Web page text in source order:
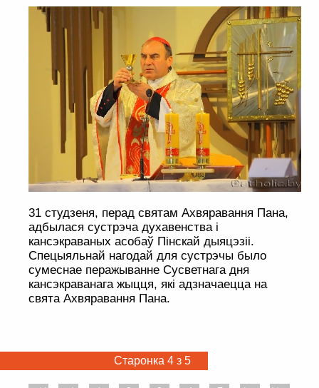
31 студзеня, перад святам Ахвяравання Пана,
адбылася сустрэча духавенства і
кансэкраваных асобаў Пінскай дыяцэзіі.
Спецыяльнай нагодай для сустрэчы было
сумеснае перажыванне Сусветнага дня
кансэкраванага жыцця, які адзначаецца на
свята Ахвяравання Пана.
Старонка 4 з 5